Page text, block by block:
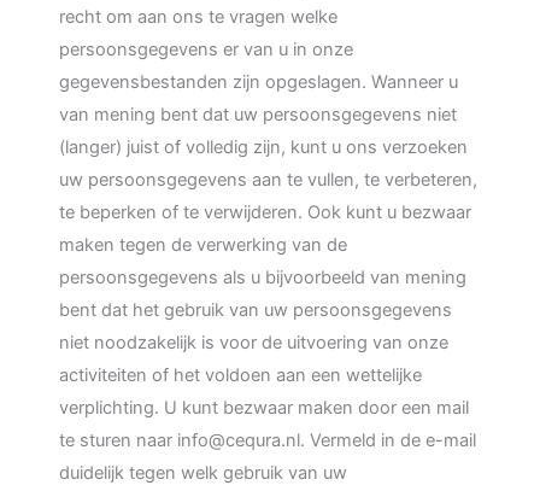
recht om aan ons te vragen welke
persoonsgegevens er van u in onze
gegevensbestanden zijn opgeslagen. Wanneer u
van mening bent dat uw persoonsgegevens niet
(langer) juist of volledig zijn, kunt u ons verzoeken
uw persoonsgegevens aan te vullen, te verbeteren,
te beperken of te verwijderen. Ook kunt u bezwaar
maken tegen de verwerking van de
persoonsgegevens als u bijvoorbeeld van mening
bent dat het gebruik van uw persoonsgegevens
niet noodzakelijk is voor de uitvoering van onze
activiteiten of het voldoen aan een wettelijke
verplichting. U kunt bezwaar maken door een mail
te sturen naar info@cequra.nl. Vermeld in de e-mail
duidelijk tegen welk gebruik van uw